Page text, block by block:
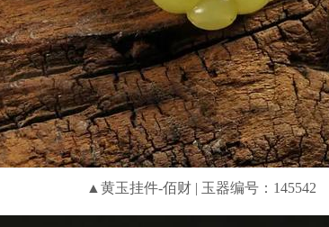
▲黄玉挂件-佰财 | 玉器编号：145542